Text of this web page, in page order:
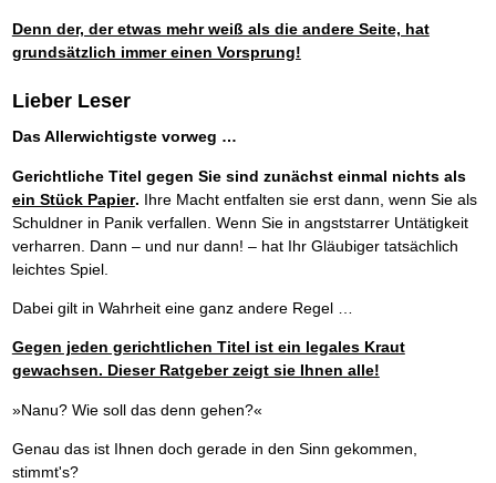
Denn der, der etwas mehr weiß als die andere Seite, hat
grundsätzlich immer einen Vorsprung!
Lieber Leser
Das Allerwichtigste vorweg …
Gerichtliche Titel gegen Sie sind zunächst einmal nichts als
ein Stück Papier. Ihre Macht entfalten sie erst dann, wenn Sie als
Schuldner in Panik verfallen. Wenn Sie in angststarrer Untätigkeit
verharren. Dann – und nur dann! – hat Ihr Gläubiger tatsächlich
leichtes Spiel.
Dabei gilt in Wahrheit eine ganz andere Regel …
Gegen jeden gerichtlichen Titel ist ein legales Kraut
gewachsen. Dieser Ratgeber zeigt sie Ihnen alle!
»Nanu? Wie soll das denn gehen?«
Genau das ist Ihnen doch gerade in den Sinn gekommen,
stimmt's?